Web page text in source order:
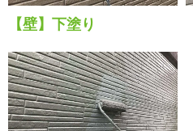
【壁】下塗り